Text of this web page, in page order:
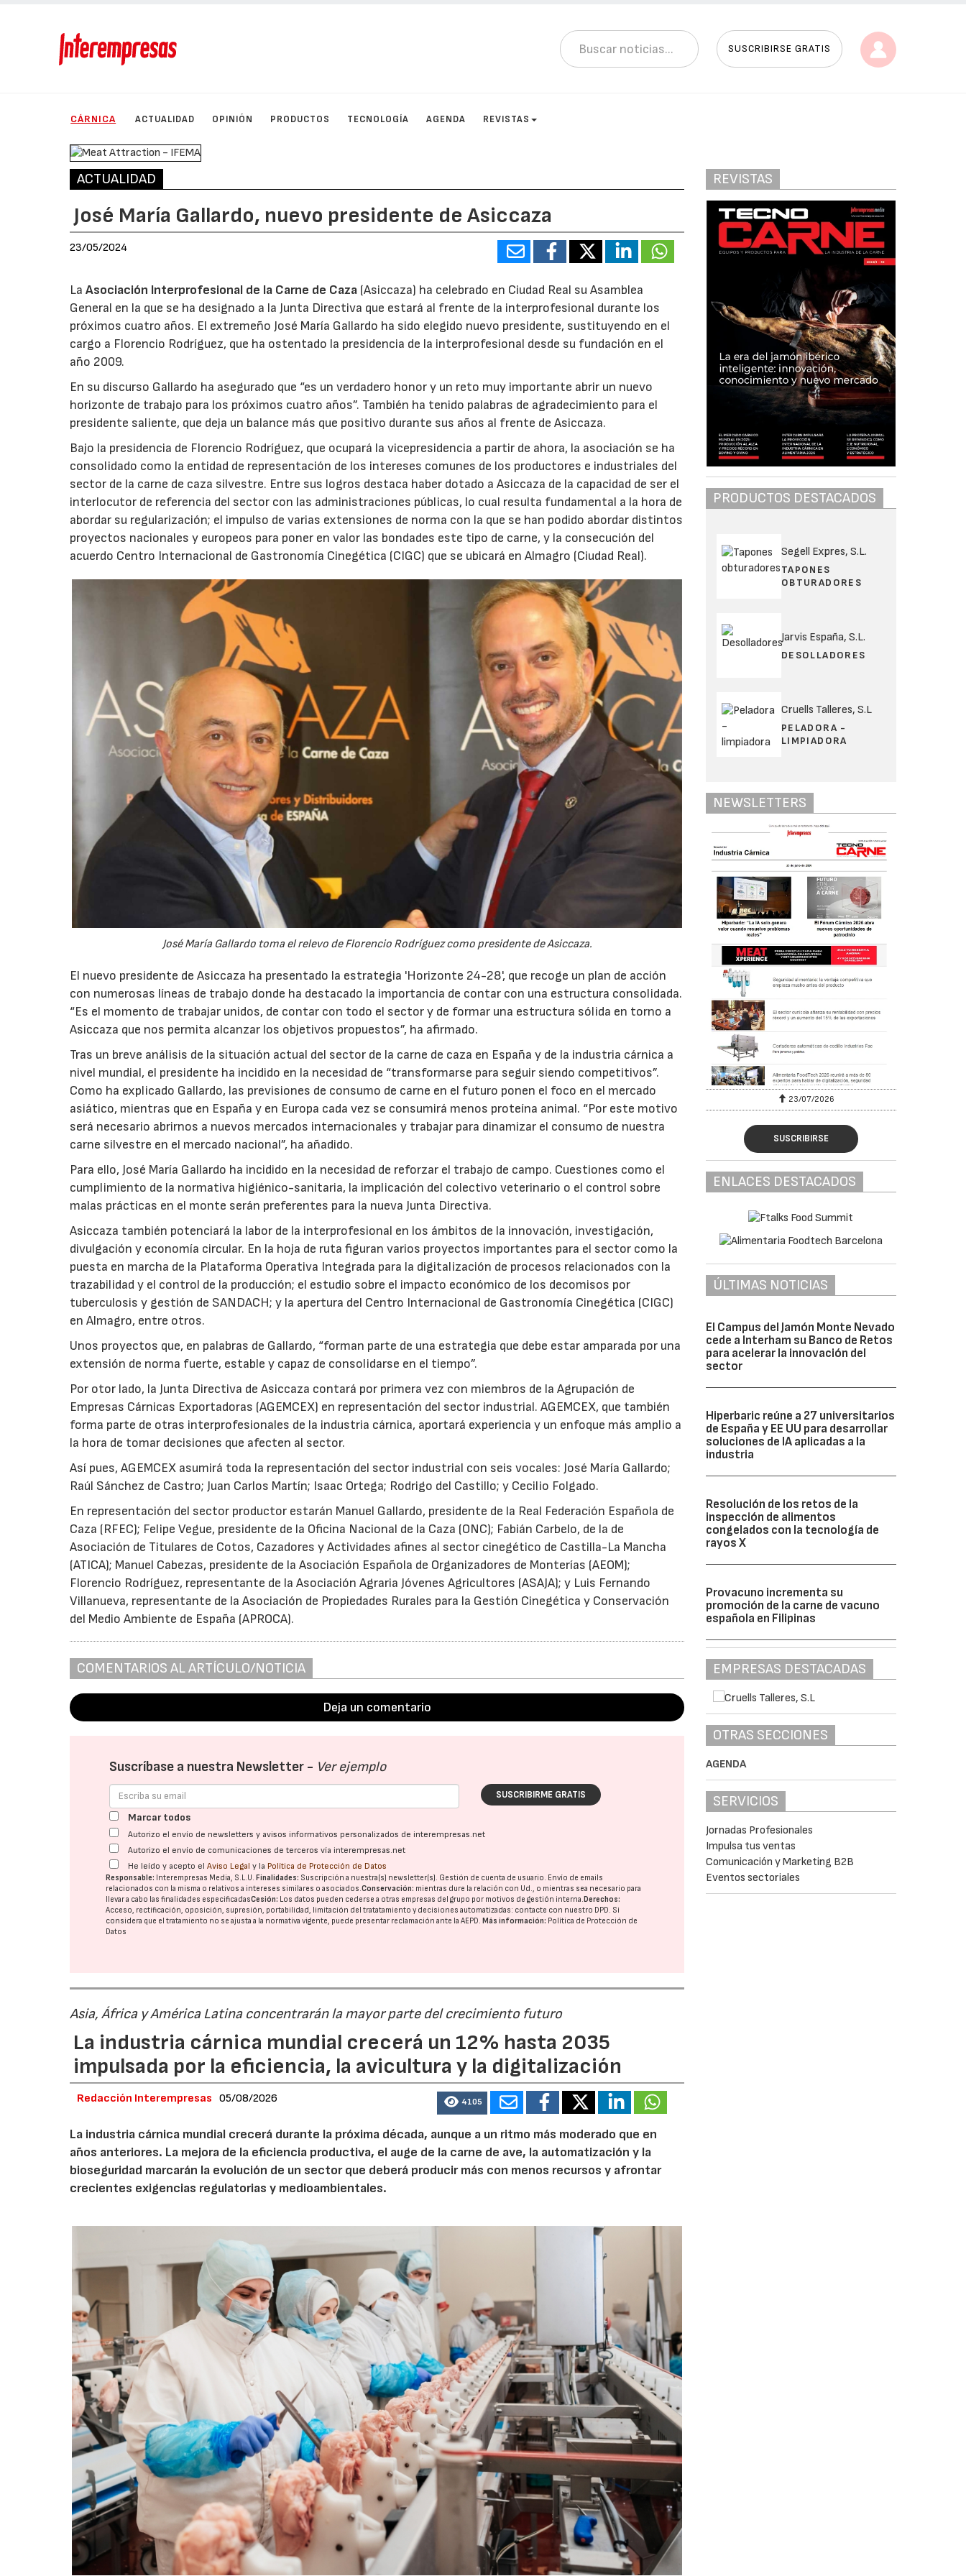
SUSCRIBIRSE GRATIS
CÁRNICA ACTUALIDAD OPINIÓN PRODUCTOS TECNOLOGÍA AGENDA REVISTAS
ACTUALIDAD
José María Gallardo, nuevo presidente de Asiccaza
23/05/2024
LaAsociación Interprofesional de la Carne de Caza (Asiccaza) ha celebrado en Ciudad Real su Asamblea
General en la que se ha designado a la Junta Directiva que estará al frente de la interprofesional durante los
próximos cuatro años. El extremeño José María Gallardo ha sido elegido nuevo presidente, sustituyendo en el
cargo a Florencio Rodríguez, que ha ostentado la presidencia de la interprofesional desde su fundación en el
año 2009.
En su discurso Gallardo ha asegurado que “es un verdadero honor y un reto muy importante abrir un nuevo
horizonte de trabajo para los próximos cuatro años”. También ha tenido palabras de agradecimiento para el
presidente saliente, que deja un balance más que positivo durante sus años al frente de Asiccaza.
Bajo la presidencia de Florencio Rodríguez, que ocupará la vicepresidencia a partir de ahora, la asociación se ha
consolidado como la entidad de representación de los intereses comunes de los productores e industriales del
sector de la carne de caza silvestre. Entre sus logros destaca haber dotado a Asiccaza de la capacidad de ser el
interlocutor de referencia del sector con las administraciones públicas, lo cual resulta fundamental a la hora de
abordar su regularización; el impulso de varias extensiones de norma con la que se han podido abordar distintos
proyectos nacionales y europeos para poner en valor las bondades este tipo de carne, y la consecución del
acuerdo Centro Internacional de Gastronomía Cinegética (CIGC) que se ubicará en Almagro (Ciudad Real).
José María Gallardo toma el relevo de Florencio Rodríguez como presidente de Asiccaza.
El nuevo presidente de Asiccaza ha presentado la estrategia 'Horizonte 24-28', que recoge un plan de acción
con numerosas líneas de trabajo donde ha destacado la importancia de contar con una estructura consolidada.
“Es el momento de trabajar unidos, de contar con todo el sector y de formar una estructura sólida en torno a
Asiccaza que nos permita alcanzar los objetivos propuestos”, ha afirmado.
Tras un breve análisis de la situación actual del sector de la carne de caza en España y de la industria cárnica a
nivel mundial, el presidente ha incidido en la necesidad de “transformarse para seguir siendo competitivos”.
Como ha explicado Gallardo, las previsiones de consumo de carne en el futuro ponen el foco en el mercado
asiático, mientras que en España y en Europa cada vez se consumirá menos proteína animal. “Por este motivo
será necesario abrirnos a nuevos mercados internacionales y trabajar para dinamizar el consumo de nuestra
carne silvestre en el mercado nacional”, ha añadido.
Para ello, José María Gallardo ha incidido en la necesidad de reforzar el trabajo de campo. Cuestiones como el
cumplimiento de la normativa higiénico-sanitaria, la implicación del colectivo veterinario o el control sobre
malas prácticas en el monte serán preferentes para la nueva Junta Directiva.
Asiccaza también potenciará la labor de la interprofesional en los ámbitos de la innovación, investigación,
divulgación y economía circular. En la hoja de ruta figuran varios proyectos importantes para el sector como la
puesta en marcha de la Plataforma Operativa Integrada para la digitalización de procesos relacionados con la
trazabilidad y el control de la producción; el estudio sobre el impacto económico de los decomisos por
tuberculosis y gestión de SANDACH; y la apertura del Centro Internacional de Gastronomía Cinegética (CIGC)
en Almagro, entre otros.
Unos proyectos que, en palabras de Gallardo, “forman parte de una estrategia que debe estar amparada por una
extensión de norma fuerte, estable y capaz de consolidarse en el tiempo”.
Por otor lado, la Junta Directiva de Asiccaza contará por primera vez con miembros de la Agrupación de
Empresas Cárnicas Exportadoras (AGEMCEX) en representación del sector industrial. AGEMCEX, que también
forma parte de otras interprofesionales de la industria cárnica, aportará experiencia y un enfoque más amplio a
la hora de tomar decisiones que afecten al sector.
Así pues, AGEMCEX asumirá toda la representación del sector industrial con seis vocales: José María Gallardo;
Raúl Sánchez de Castro; Juan Carlos Martín; Isaac Ortega; Rodrigo del Castillo; y Cecilio Folgado.
En representación del sector productor estarán Manuel Gallardo, presidente de la Real Federación Española de
Caza (RFEC); Felipe Vegue, presidente de la Oficina Nacional de la Caza (ONC); Fabián Carbelo, de la de
Asociación de Titulares de Cotos, Cazadores y Actividades afines al sector cinegético de Castilla-La Mancha
(ATICA); Manuel Cabezas, presidente de la Asociación Española de Organizadores de Monterías (AEOM);
Florencio Rodríguez, representante de la Asociación Agraria Jóvenes Agricultores (ASAJA); y Luis Fernando
Villanueva, representante de la Asociación de Propiedades Rurales para la Gestión Cinegética y Conservación
del Medio Ambiente de España (APROCA).
COMENTARIOS AL ARTÍCULO/NOTICIA
Deja un comentario
Suscríbase a nuestra Newsletter - Ver ejemplo
SUSCRIBIRME GRATIS
Marcar todos
Autorizo el envío de newsletters y avisos informativos personalizados de interempresas.net
Autorizo el envío de comunicaciones de terceros vía interempresas.net
He leído y acepto elAviso Legal y la Política de Protección de Datos
Responsable: Interempresas Media, S.L.U.Finalidades: Suscripción a nuestra(s) newsletter(s). Gestión de cuenta de usuario. Envío de emails
relacionados con la misma o relativos a intereses similares o asociados.Conservación: mientras dure la relación con Ud., o mientras sea necesario para
llevar a cabo las finalidades especificadasCesión: Los datos pueden cederse a otras empresas del grupo por motivos de gestión interna.Derechos:
Acceso, rectificación, oposición, supresión, portabilidad, limitación del tratatamiento y decisiones automatizadas: contacte con nuestro DPD. Si
considera que el tratamiento no se ajusta a la normativa vigente, puede presentar reclamación ante laAEPD.Más información: Política de Protección de
Datos
Asia, África y América Latina concentrarán la mayor parte del crecimiento futuro
La industria cárnica mundial crecerá un 12% hasta 2035
impulsada por la eficiencia, la avicultura y la digitalización
Redacción Interempresas 05/08/2026 4105
La industria cárnica mundial crecerá durante la próxima década, aunque a un ritmo más moderado que en
años anteriores. La mejora de la eficiencia productiva, el auge de la carne de ave, la automatización y la
bioseguridad marcarán la evolución de un sector que deberá producir más con menos recursos y afrontar
crecientes exigencias regulatorias y medioambientales.
REVISTAS
PRODUCTOS DESTACADOS
Segell Expres, S.L.
TAPONES
OBTURADORES
Jarvis España, S.L.
DESOLLADORES
Cruells Talleres, S.L
PELADORA -
LIMPIADORA
NEWSLETTERS
23/07/2026
SUSCRIBIRSE
ENLACES DESTACADOS
ÚLTIMAS NOTICIAS
El Campus del Jamón Monte Nevado
cede a Interham su Banco de Retos
para acelerar la innovación del
sector
Hiperbaric reúne a 27 universitarios
de España y EE UU para desarrollar
soluciones de IA aplicadas a la
industria
Resolución de los retos de la
inspección de alimentos
congelados con la tecnología de
rayos X
Provacuno incrementa su
promoción de la carne de vacuno
española en Filipinas
EMPRESAS DESTACADAS
OTRAS SECCIONES
AGENDA
SERVICIOS
Jornadas Profesionales
Impulsa tus ventas
Comunicación y Marketing B2B
Eventos sectoriales